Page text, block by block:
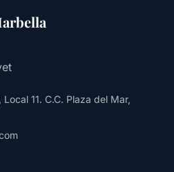
Local 11. C.C. Plaza del Mar,